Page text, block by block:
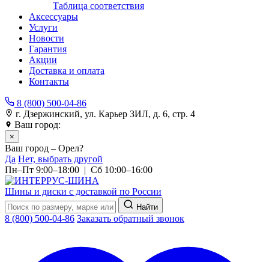
Таблица соответствия
Аксессуары
Услуги
Новости
Гарантия
Акции
Доставка и оплата
Контакты
8 (800) 500-04-86
г. Дзержинский, ул. Карьер ЗИЛ, д. 6, стр. 4
Ваш город:
×
Ваш город – Орел?
Да Нет, выбрать другой
Пн–Пт 9:00–18:00 | Сб 10:00–16:00
Шины и диски с доставкой по России
Найти
8 (800) 500-04-86 Заказать обратный звонок